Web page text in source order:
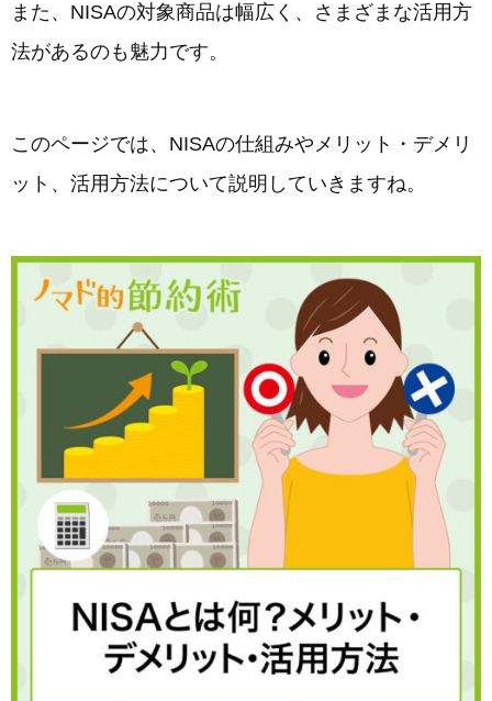
また、NISAの対象商品は幅広く、さまざまな活用方
法があるのも魅力です。
このページでは、NISAの仕組みやメリット・デメリ
ット、活用方法について説明していきますね。